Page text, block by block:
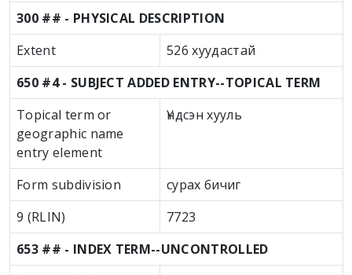
300 ## - PHYSICAL DESCRIPTION
Extent
526 хуудастай
650 #4 - SUBJECT ADDED ENTRY--TOPICAL TERM
Topical term or
geographic name
entry element
Үндсэн хууль
Form subdivision
сурах бичиг
9 (RLIN)
7723
653 ## - INDEX TERM--UNCONTROLLED